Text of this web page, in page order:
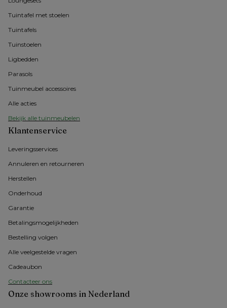
Tuintafel met stoelen
Tuintafels
Tuinstoelen
Ligbedden
Parasols
Tuinmeubel accessoires
Alle acties
Bekijk alle tuinmeubelen
Klantenservice
Leveringsservices
Annuleren en retourneren
Herstellen
Onderhoud
Garantie
Betalingsmogelijkheden
Bestelling volgen
Alle veelgestelde vragen
Cadeaubon
Contacteer ons
Onze showrooms in Nederland